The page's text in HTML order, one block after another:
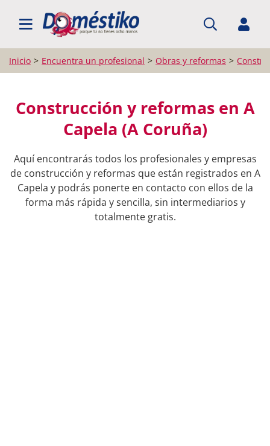
BUSCAR PROFESIONALES
Inicio Encuentra un profesional Obras y reformas
Construcción y reformas en A
Capela (A Coruña)
Aquí encontrarás todos los profesionales y empresas
de construcción y reformas que están registrados en A
Capela y podrás ponerte en contacto con ellos de la
forma más rápida y sencilla, sin intermediarios y
totalmente gratis.